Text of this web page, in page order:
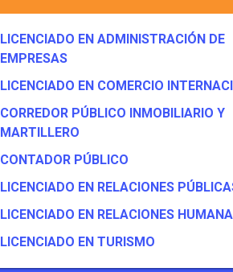
LICENCIADO EN ADMINISTRACIÓN DE
EMPRESAS
LICENCIADO EN COMERCIO
CORREDOR PÚBLICO INMOBILIARIO Y
MARTILLERO
CONTADOR PÚBLICO
LICENCIADO EN RELACIONES
LICENCIADO EN RELACIONES
LICENCIADO EN TURISMO